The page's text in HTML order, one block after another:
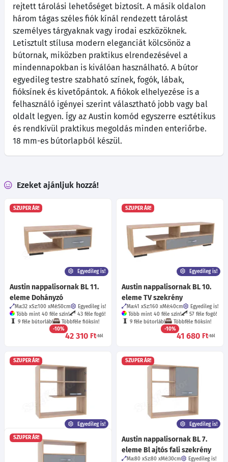
rejtett tárolási lehetőséget biztosít. A másik oldalon
három tágas széles fiók kínál rendezett tárolást
személyes tárgyaknak vagy irodai eszközöknek.
Letisztult stílusa modern eleganciát kölcsönöz a
bútornak, miközben praktikus elrendezésével a
mindennapokban is kiválóan használható. A bútor
egyedileg testre szabható színek, fogók, lábak,
fióksínek és kivetőpántok. A fiókok elhelyezése is a
felhasználó igényei szerint választható jobb vagy bal
oldalt legyen. Így az Austin komód egyszerre esztétikus
és rendkívül praktikus megoldás minden enteriőrbe.
18 mm-es bútorlapból készül.
Ezeket ajánljuk hozzá!
SZUPER ÁR!
Egyedileg is!
Austin nappalisornak BL 11.
eleme Dohányzó
Ma:32 Sz:100 Mé:50cm
Egyedileg is!
Több mint 40 féle szín!
43 féle fogó!
9 féle bútorláb!
Többféle fióksín!
-10%
42 310 Ft-tól
SZUPER ÁR!
Egyedileg is!
Austin nappalisornak BL 10.
eleme TV szekrény
Ma:41 Sz:160 Mé:40cm
Egyedileg is!
Több mint 40 féle szín!
57 féle fogó!
9 féle bútorláb!
Többféle fióksín!
-10%
41 680 Ft-tól
SZUPER ÁR!
Egyedileg is!
Austin nappalisornak BL 6.
Mé:33cm
SZUPER ÁR!
Egyedileg is!
Austin nappalisornak BL 7.
eleme Bl ajtós fali szekrény
Ma:80 Sz:80 Mé:30cm Egyedileg is!
SZUPER ÁR!